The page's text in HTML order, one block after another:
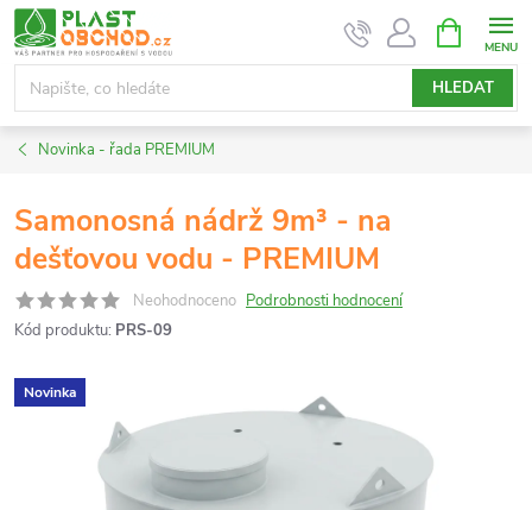
Přejít
na
obsah
HLEDAT
NÁKUPNÍ
KOŠÍK
Novinka - řada PREMIUM
Samonosná nádrž 9m³ - na
dešťovou vodu - PREMIUM
Neohodnoceno Podrobnosti hodnocení
Kód produktu: PRS-09
Novinka